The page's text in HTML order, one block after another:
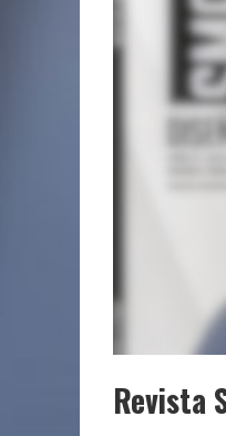
Revista